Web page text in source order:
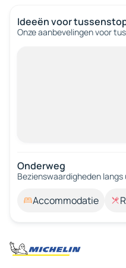
Ideeën voor
Onze aanbevelingen voor
Onderweg
Bezienswaardigheden langs
Accommodatie